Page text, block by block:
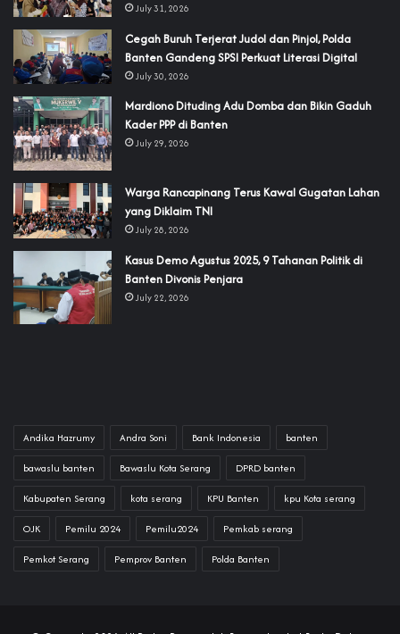
July 31, 2026
Cegah Buruh Terjerat Judol dan Pinjol, Polda
Banten Gandeng SPSI Perkuat Literasi Digital
July 30, 2026
‎Mardiono Dituding Adu Domba dan Bikin Gaduh
Kader PPP di Banten
July 29, 2026
‎Warga Rancapinang Terus Kawal Gugatan Lahan
yang Diklaim TNI‎‎
July 28, 2026
‎Kasus Demo Agustus 2025, 9 Tahanan Politik di
Banten Divonis Penjara
July 22, 2026
Andika Hazrumy Andra Soni Bank Indonesia banten
bawaslu banten Bawaslu Kota Serang DPRD banten
Kabupaten Serang kota serang KPU Banten kpu Kota serang
OJK Pemilu 2024 Pemilu2024 Pemkab serang
Pemkot Serang Pemprov Banten Polda Banten